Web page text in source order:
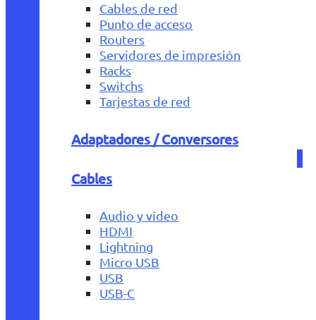
Cables de red
Punto de acceso
Routers
Servidores de impresión
Racks
Switchs
Tarjestas de red
Adaptadores / Conversores
Cables
Audio y vídeo
HDMI
Lightning
Micro USB
USB
USB-C